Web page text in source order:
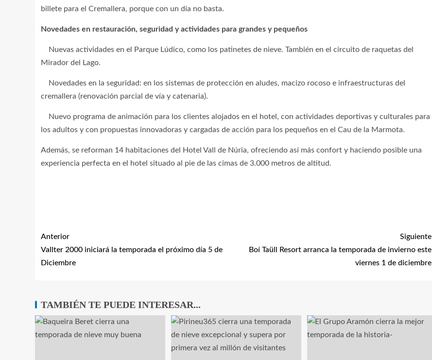
billete para el Cremallera, porque con un día no basta.
Novedades en restauración, seguridad y actividades para grandes y pequeños
Nuevas actividades en el Parque Lúdico, como los patinetes de nieve. También en el circuito de raquetas del
Mirador del Lago.
Novedades en la seguridad: en los sistemas de protección en aludes, macizo rocoso e infraestructuras del
cremallera (renovación parcial de vía y catenaria).
Nuevo programa de animación para los clientes alojados en el hotel, con actividades deportivas y culturales para
los adultos y con propuestas innovadoras y cargadas de acción para los pequeños en el Cau de la Marmota.
Además, se reforman 14 habitaciones del Hotel Vall de Núria, ofreciendo así más confort y haciendo posible una
experiencia perfecta en el hotel situado al pie de las cimas de 3.000 metros de altitud.
Anterior
Vallter 2000 iniciará la temporada el próximo día 5 de
Diciembre
Siguiente
Boí Taüll Resort arranca la temporada de invierno este
viernes 1 de diciembre
TAMBIÉN TE PUEDE INTERESAR...